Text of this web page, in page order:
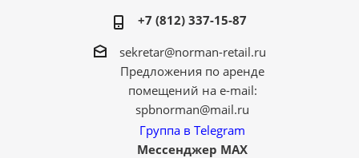
+7 (812) 337-15-87
sekretar@norman-retail.ru
Предложения по аренде
помещений на e-mail:
spbnorman@mail.ru
Группа в Telegram
Мессенджер MAX